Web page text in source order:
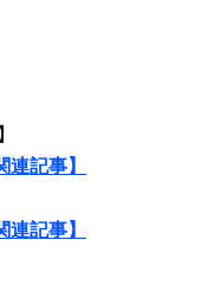
記事】
記事】